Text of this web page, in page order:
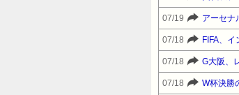
07/19 アーセナ
07/18 FIFA、
07/18 G大阪、
07/18 W杯決勝